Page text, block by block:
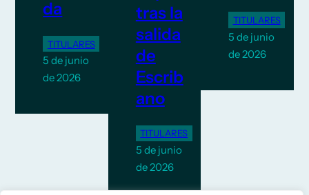
da
TITULARES
5 de junio
de 2026
tras la
salida
de
Escrib
ano
TITULARES
5 de junio
de 2026
TITULARES
5 de junio
de 2026